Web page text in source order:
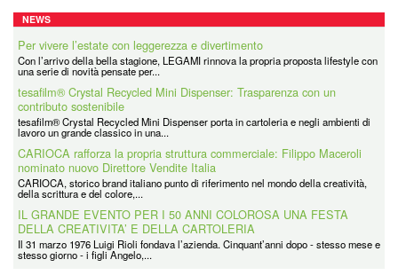
NEWS
Per vivere l’estate con leggerezza e divertimento
Con l’arrivo della bella stagione, LEGAMI rinnova la propria proposta lifestyle con
una serie di novità pensate per...
tesafilm® Crystal Recycled Mini Dispenser: Trasparenza con un
contributo sostenibile
tesafilm® Crystal Recycled Mini Dispenser porta in cartoleria e negli ambienti di
lavoro un grande classico in una...
CARIOCA rafforza la propria struttura commerciale: Filippo Maceroli
nominato nuovo Direttore Vendite Italia
CARIOCA, storico brand italiano punto di riferimento nel mondo della creatività,
della scrittura e del colore,...
IL GRANDE EVENTO PER I 50 ANNI COLOROSA UNA FESTA
DELLA CREATIVITA’ E DELLA CARTOLERIA
Il 31 marzo 1976 Luigi Rioli fondava l’azienda. Cinquant’anni dopo - stesso mese e
stesso giorno - i figli Angelo,...
Coolpack